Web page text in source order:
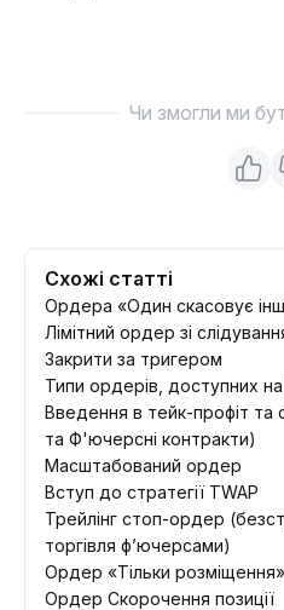
Чи змогли ми
Схожі статті
Ордера «Один скасовує
Лімітний ордер зі
Закрити за тригером
Типи ордерів, доступних
Введення в тейк-профіт та
та Ф'ючерсні контракти)
Масштабований ордер
Вступ до стратегії TWAP
Трейлінг стоп-ордер
торгівля ф’ючерсами)
Ордер «Тільки розміщення»
Ордер Скорочення позиції